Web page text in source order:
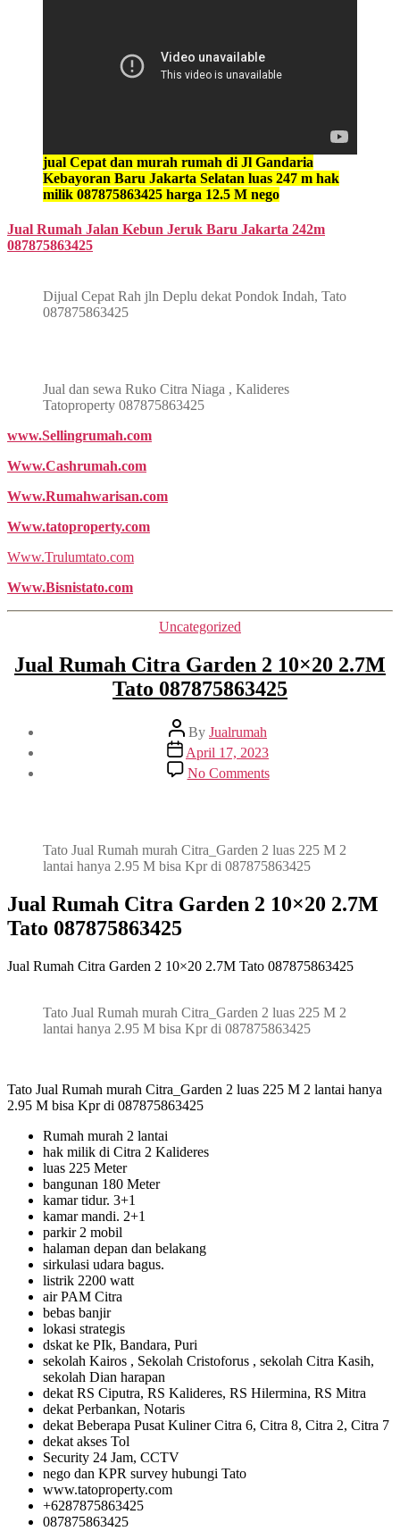
jual Cepat dan murah rumah di Jl Gandaria
Kebayoran Baru Jakarta Selatan luas 247 m hak
milik 087875863425 harga 12.5 M nego
Jual Rumah Jalan Kebun Jeruk Baru Jakarta 242m
087875863425
Dijual Cepat Rah jln Deplu dekat Pondok Indah, Tato
087875863425
Jual dan sewa Ruko Citra Niaga , Kalideres
Tatoproperty 087875863425
www.Sellingrumah.com
Www.Cashrumah.com
Www.Rumahwarisan.com
Www.tatoproperty.com
Www.Trulumtato.com
Www.Bisnistato.com
Categories
Uncategorized
Jual Rumah Citra Garden 2 10×20 2.7M
Tato 087875863425
Post
author
By Jualrumah
Post
date
April 17, 2023
No Commentson
Jual
2
10×20
Tato
087875863425
Tato Jual Rumah murah Citra_Garden 2 luas 225 M 2
lantai hanya 2.95 M bisa Kpr di 087875863425
Jual Rumah Citra Garden 2 10×20 2.7M
Tato 087875863425
Jual Rumah Citra Garden 2 10×20 2.7M Tato 087875863425
Tato Jual Rumah murah Citra_Garden 2 luas 225 M 2
lantai hanya 2.95 M bisa Kpr di 087875863425
Tato Jual Rumah murah Citra_Garden 2 luas 225 M 2 lantai hanya
2.95 M bisa Kpr di 087875863425
Rumah murah 2 lantai
hak milik di Citra 2 Kalideres
luas 225 Meter
bangunan 180 Meter
kamar tidur. 3+1
kamar mandi. 2+1
parkir 2 mobil
halaman depan dan belakang
sirkulasi udara bagus.
listrik 2200 watt
air PAM Citra
bebas banjir
lokasi strategis
dskat ke PIk, Bandara, Puri
sekolah Kairos , Sekolah Cristoforus , sekolah Citra Kasih,
sekolah Dian harapan
dekat RS Ciputra, RS Kalideres, RS Hilermina, RS Mitra
dekat Perbankan, Notaris
dekat Beberapa Pusat Kuliner Citra 6, Citra 8, Citra 2, Citra 7
dekat akses Tol
Security 24 Jam, CCTV
nego dan KPR survey hubungi Tato
www.tatoproperty.com
+6287875863425
087875863425